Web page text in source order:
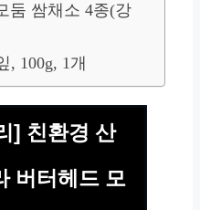
둠 쌈채소 4종(강
, 100g, 1개
] 친환경 산
버터헤드 모